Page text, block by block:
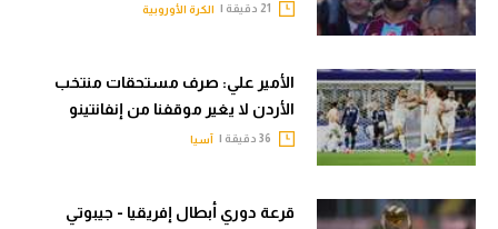
الكرة الأوروبية
الأمير علي: صرف مستحقات منتخب
الأردن لا يغير موقفنا من إنفانتينو
آسيا
قرعة دوري أبطال إفريقيا - جيبوتي